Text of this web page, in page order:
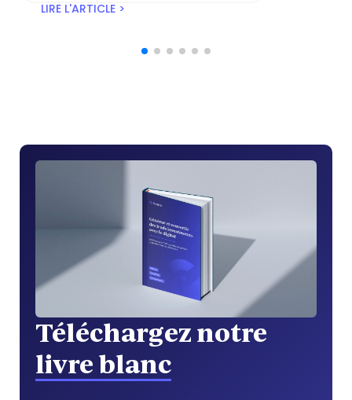
LIRE L'ARTICLE >
Téléchargez notre
livre blanc